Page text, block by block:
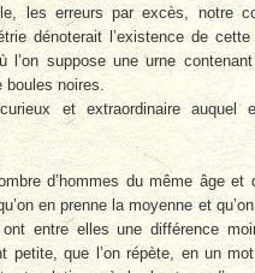
les erreurs par excès, notre
dénoterait l’existence de
suppose une urne
boules noires.
et extraordinaire auquel
d’hommes du même âge et
en prenne la moyenne et
entre elles une différence
petite, que l’on répète, en un